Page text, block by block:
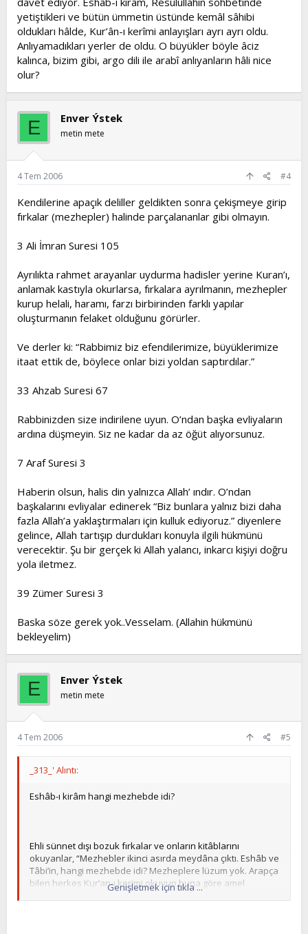
yetiştikleri ve bütün ümmetin üstünde kemâl sâhibi
oldukları hâlde, Kur’ân-ı kerîmi anlayışları ayrı ayrı oldu.
Anlıyamadıkları yerler de oldu. O büyükler böyle âciz
kalınca, bizim gibi, argo dili ile arabî anlıyanların hâli nice
olur?
E Enver Ýstek
metin mete
4 Tem 2006 #4
Kendilerine apaçık deliller geldikten sonra çekişmeye girip
fırkalar (mezhepler) halinde parçalananlar gibi olmayın.
3 Ali İmran Suresi 105
Ayrılıkta rahmet arayanlar uydurma hadisler yerine Kuran’ı,
anlamak kastıyla okurlarsa, fırkalara ayrılmanın, mezhepler
kurup helali, haramı, farzı birbirinden farklı yapılar
oluşturmanın felaket olduğunu görürler.
Ve derler ki: “Rabbimiz biz efendilerimize, büyüklerimize
itaat ettik de, böylece onlar bizi yoldan saptırdılar.”
33 Ahzab Suresi 67
Rabbinizden size indirilene uyun. O’ndan başka evliyaların
ardına düşmeyin. Siz ne kadar da az öğüt alıyorsunuz.
7 Araf Suresi 3
Haberin olsun, halis din yalnızca Allah’ ındır. O’ndan
başkalarını evliyalar edinerek “Biz bunlara yalnız bizi daha
fazla Allah’a yaklaştırmaları için kulluk ediyoruz.” diyenlere
gelince, Allah tartışıp durdukları konuyla ilgili hükmünü
verecektir. Şu bir gerçek ki Allah yalancı, inkarcı kişiyi doğru
yola iletmez.
39 Zümer Suresi 3
Baska söze gerek yok..Vesselam. (Allahin hükmünü
bekleyelim)
E Enver Ýstek
metin mete
4 Tem 2006 #5
_313_' Alıntı:
Eshâb-ı kirâm hangi mezhebde idi?
Ehli sünnet dışı bozuk fırkalar ve onların kitâblarını
okuyanlar, “Mezhebler ikinci asırda meydâna çıktı. Eshâb ve
Tâbi’in, hangi mezhebde idi? Mezheplere lüzum yok. Arapça
bilen herkes Kur’an-ı kerimi okuyup buna göre amel
edebilir. Arapça bilmeyen de mealinden okuyup öğrenir ”
Genişletmek için tıkla ...